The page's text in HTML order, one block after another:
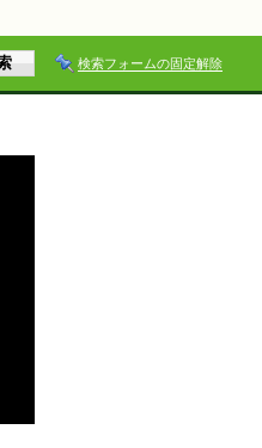
検索フォームの固定解除